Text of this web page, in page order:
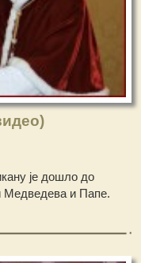
је дошло до
Медведева и Папе.